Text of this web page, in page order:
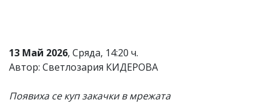
въвеждат
от
редакцията
13 Май 2026, Сряда, 14:20 ч.
Автор: Светлозария КИДЕРОВА
Появиха се куп закачки в мрежата